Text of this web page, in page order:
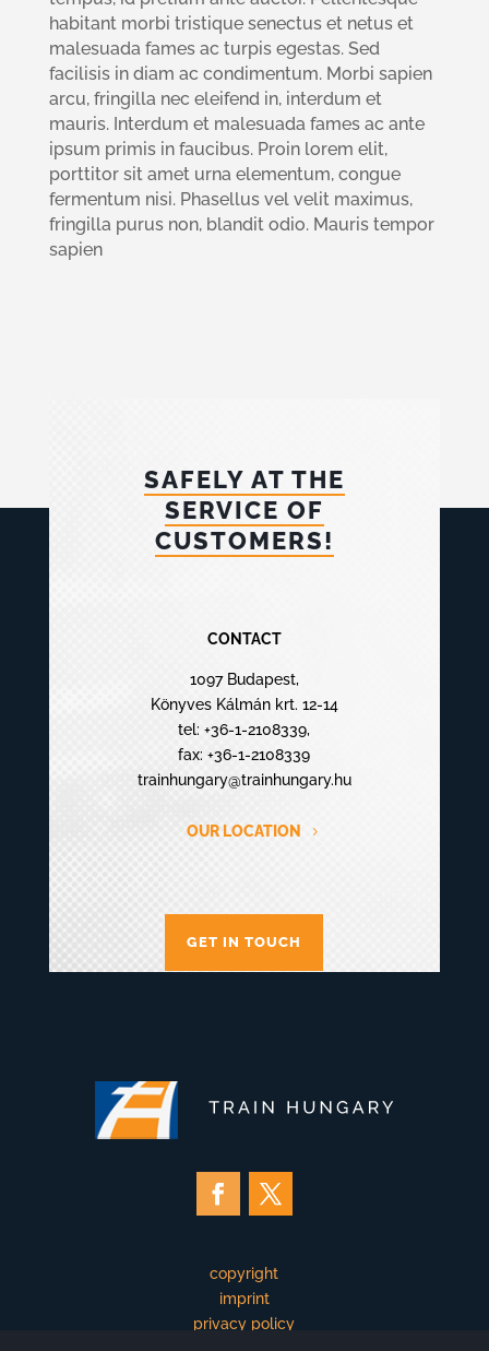
habitant morbi tristique senectus et netus et
malesuada fames ac turpis egestas. Sed
facilisis in diam ac condimentum. Morbi sapien
arcu, fringilla nec eleifend in, interdum et
mauris. Interdum et malesuada fames ac ante
ipsum primis in faucibus. Proin lorem elit,
porttitor sit amet urna elementum, congue
fermentum nisi. Phasellus vel velit maximus,
fringilla purus non, blandit odio. Mauris tempor
sapien
SAFELY AT THE
SERVICE OF
CUSTOMERS!
CONTACT
1097 Budapest,
Könyves Kálmán krt. 12-14
tel: +36-1-2108339,
fax: +36-1-2108339
trainhungary@trainhungary.hu
OUR LOCATION
GET IN TOUCH
copyright
imprint
privacy policy